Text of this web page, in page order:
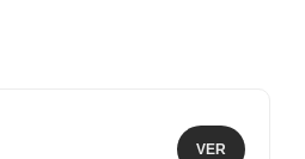
VER